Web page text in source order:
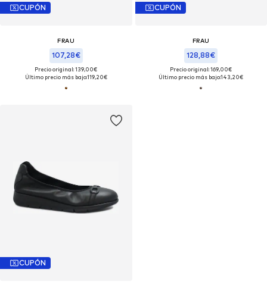
CUPÓN
FRAU
107,28€
Precio original: 139,00€
Último precio más bajo:119,20€
CUPÓN
FRAU
128,88€
Precio original: 169,00€
Último precio más bajo:143,20€
CUPÓN